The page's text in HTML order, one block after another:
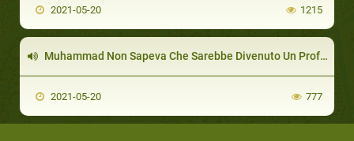
2021-05-20 1215
Muhammad Non Sapeva Che Sarebbe Divenuto Un Profeta
2021-05-20 777